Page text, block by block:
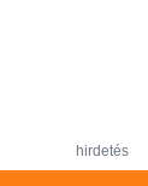
hirdetés